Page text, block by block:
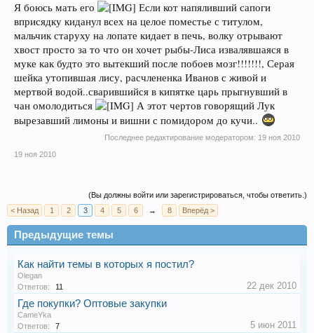
Я боюсь мать его
Если кот напяливший сапоги
вприсядку киданул всех на целое поместье с титулом,
мальчик старуху на лопате кидает в печь, волку отрывают
хвост просто за то что он хочет рыбы-Лиса извалявшаяся в
муке как будто это вытекший после побоев мозг!!!!!!!, Серая
шейка утопившая лису, расчлененка Иванов с живой и
мертвой водой..сварившийся в кипятке царь прыгнувший в
чан омолодиться
А этот чертов говорящий Лук
вырезавший лимоны и вишни с помидором до кучи..
Последнее редактирование модератором: 19 ноя 2010
19 ноя 2010
(Вы должны войти или зарегистрироваться, чтобы ответить.)
< Назад
1 2 3 4 5 6 → 8 Вперёд >
Предыдущие темы
Как найти темы в которых я постил?
Olegan
Ответов:
11 22 дек 2010
Где покупки? Оптовые закупки
CameYka
Ответов:
7 5 июн 2011